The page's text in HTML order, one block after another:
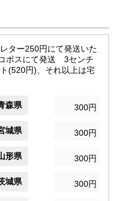
ター250円にて発送いた
ポスにて発送 3センチ
(520円)、それ以上は宅
森県 300円
城県 300円
形県 300円
城県 300円